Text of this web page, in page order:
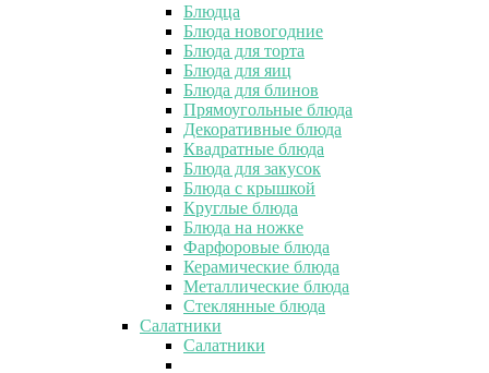
Блюдца
Блюда новогодние
Блюда для торта
Блюда для яиц
Блюда для блинов
Прямоугольные блюда
Декоративные блюда
Квадратные блюда
Блюда для закусок
Блюда с крышкой
Круглые блюда
Блюда на ножке
Фарфоровые блюда
Керамические блюда
Металлические блюда
Стеклянные блюда
Салатники
Салатники